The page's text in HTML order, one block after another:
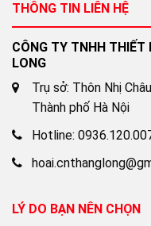
THÔNG TIN LIÊN HỆ
CÔNG TY TNHH THIẾT
LONG
Trụ sở: Thôn Nhị
Thành phố Hà Nội
Hotline:
LÝ DO BẠN NÊN CHỌN